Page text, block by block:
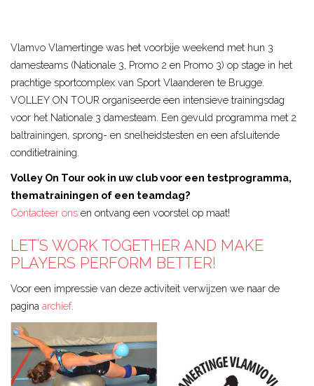
Vlamvo Vlamertinge was het voorbije weekend met hun 3
damesteams (Nationale 3, Promo 2 en Promo 3) op stage in het
prachtige sportcomplex van Sport Vlaanderen te Brugge.
VOLLEY ON TOUR organiseerde een intensieve trainingsdag
voor het Nationale 3 damesteam. Een gevuld programma met 2
baltrainingen, sprong- en snelheidstesten en een afsluitende
conditietraining.
Volley On Tour ook in uw club voor een testprogramma,
thematrainingen of een teamdag?
Contacteer ons en ontvang een voorstel op maat!
LET’S WORK TOGETHER AND MAKE
PLAYERS PERFORM BETTER!
Voor een impressie van deze activiteit verwijzen we naar de
pagina archief.